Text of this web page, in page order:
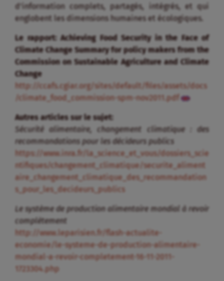
d’information complets, partagés, intégrés, et qui
englobent les dimensions humaines et écologiques.
Le rapport: Achieving Food Security in the Face of
Climate Change Summary for policy makers from the
Commission on Sustainable Agriculture and Climate
Change
http://ccafs.cgiar.org/sites/default/files/assets/docs
/climate_food_commission-spm-nov2011.pdf
Autres articles sur le sujet:
Sécurité alimentaire, changement climatique : des
recommandations pour les décideurs publics
https://www.inra.fr/la_science_et_vous/dossiers_scie
ntifiques/changement_climatique/securite_aliment
aire_changement_climatique_des_recommandation
s_pour_les_decideurs_publics
Le système de production alimentaire mondial à revoir
complètement
http://www.leparisien.fr/flash-actualite-
economie/le-systeme-de-production-alimentaire-
mondial-a-revoir-completement-16-11-2011-
1723304.php